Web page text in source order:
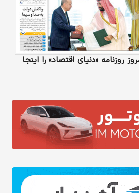
روزنامه «دنیای‌ اقتصاد» را اینجا